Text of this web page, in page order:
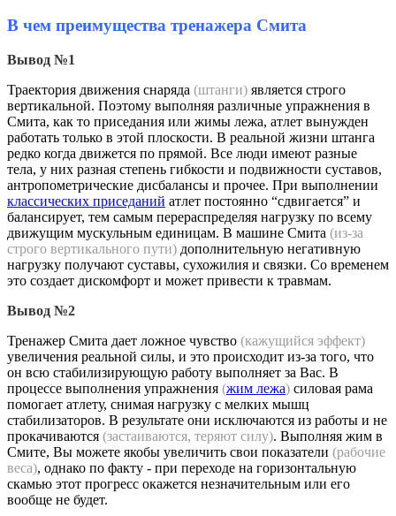
В чем преимущества тренажера Смита
Вывод №1
Траектория движения снаряда (штанги) является строго
вертикальной. Поэтому выполняя различные упражнения в
Смита, как то приседания или жимы лежа, атлет вынужден
работать только в этой плоскости. В реальной жизни штанга
редко когда движется по прямой. Все люди имеют разные
тела, у них разная степень гибкости и подвижности суставов,
антропометрические дисбалансы и прочее. При выполнении
классических приседаний атлет постоянно “сдвигается” и
балансирует, тем самым перераспределяя нагрузку по всему
движущим мускульным единицам. В машине Смита (из-за
строго вертикального пути) дополнительную негативную
нагрузку получают суставы, сухожилия и связки. Со временем
это создает дискомфорт и может привести к травмам.
Вывод №2
Тренажер Смита дает ложное чувство (кажущийся эффект)
увеличения реальной силы, и это происходит из-за того, что
он всю стабилизирующую работу выполняет за Вас. В
процессе выполнения упражнения (жим лежа) силовая рама
помогает атлету, снимая нагрузку с мелких мышц
стабилизаторов. В результате они исключаются из работы и не
прокачиваются (застаиваются, теряют силу). Выполняя жим в
Смите, Вы можете якобы увеличить свои показатели (рабочие
веса), однако по факту - при переходе на горизонтальную
скамью этот прогресс окажется незначительным или его
вообще не будет.